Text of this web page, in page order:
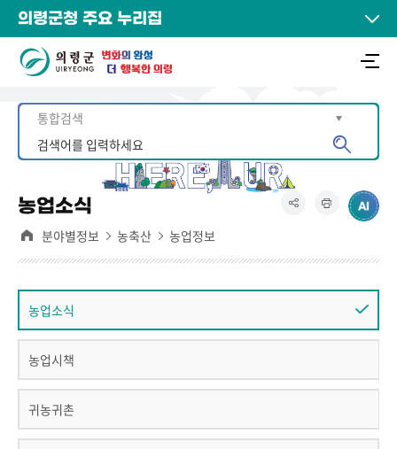
의령군청 주요 누리집
농업소식
분야별정보 농축산 농업정보
농업소식
농업시책
귀농귀촌